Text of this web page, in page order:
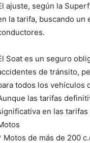
ajuste, según la
la tarifa, buscando un
Soat es un seguro
de tránsito,
todos los vehículos
las tarifas
en las
Motos de más de 200